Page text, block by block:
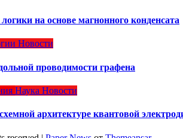
на основе магнонного конденсата
Новости
проводимости графена
Наука Новости
архитектуре квантовой